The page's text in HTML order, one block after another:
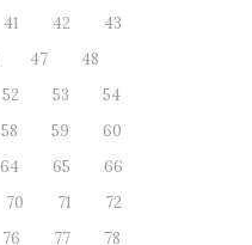
41 42
43
47
48
52 53
54
58 59
60
64 65
66
70 71
72
76 77
78